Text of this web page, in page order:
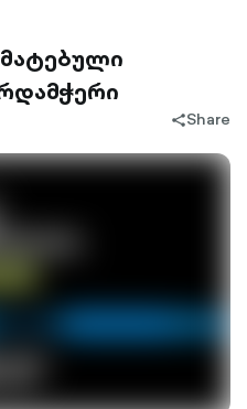
share-
Share